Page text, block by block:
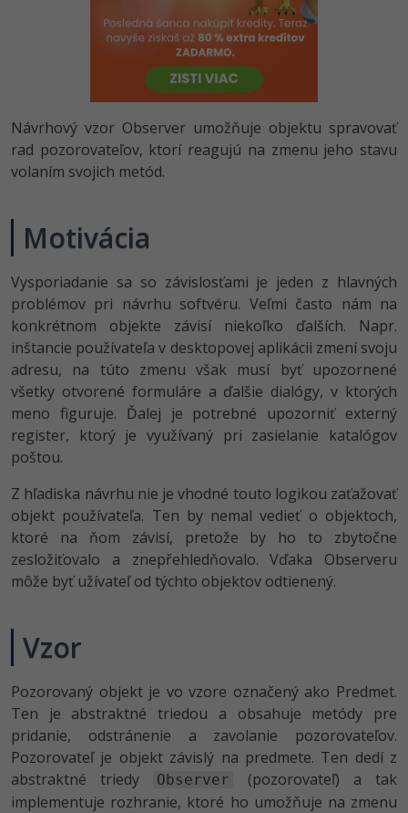
Python -80%
-80%
C++ -80%
Kotlin -80%
Céčko
VB.NET
SQL
UML -80%
-41%
Umelá inteligencia -10%
Pre deti
Viac
Testovanie softvéru
Marketing -30%
WordPress
Kurzy dizajnu
HTML/CSS -80%
Photoshop -80%
Príbehy absolventov
Blog
Návrhový vzor Observer umožňuje objektu spravovať
rad pozorovateľov, ktorí reagujú na zmenu jeho stavu
volaním svojich metód.
Motivácia
Vysporiadanie sa so závislosťami je jeden z hlavných
problémov pri návrhu softvéru. Veľmi často nám na
konkrétnom objekte závisí niekoľko ďalších. Napr.
inštancie používateľa v desktopovej aplikácii zmení svoju
adresu, na túto zmenu však musí byť upozornené
všetky otvorené formuláre a ďalšie dialógy, v ktorých
meno figuruje. Ďalej je potrebné upozorniť externý
register, ktorý je využívaný pri zasielanie katalógov
poštou.
Z hľadiska návrhu nie je vhodné touto logikou zaťažovať
objekt používateľa. Ten by nemal vedieť o objektoch,
ktoré na ňom závisí, pretože by ho to zbytočne
zesložiťovalo a znepřehledňovalo. Vďaka Observeru
môže byť užívateľ od týchto objektov odtienený.
Vzor
Pozorovaný objekt je vo vzore označený ako Predmet.
Ten je abstraktné triedou a obsahuje metódy pre
pridanie, odstránenie a zavolanie pozorovateľov.
Pozorovateľ je objekt závislý na predmete. Ten dedí z
abstraktné triedy
Observer
(pozorovateľ) a tak
implementuje rozhranie, ktoré ho umožňuje na zmenu